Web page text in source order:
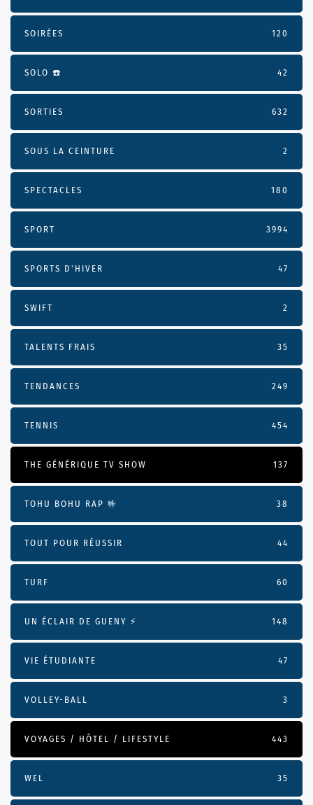
SOIRÉES 120
SOLO ☎️ 42
SORTIES 632
SOUS LA CEINTURE 2
SPECTACLES 180
SPORT 3994
SPORTS D'HIVER 47
SWIFT 2
TALENTS FRAIS 35
TENDANCES 249
TENNIS 454
THE GÉNÉRIQUE TV SHOW 137
TOHU BOHU RAP 🤟 38
TOUT POUR RÉUSSIR 44
TURF 60
UN ÉCLAIR DE GUENY ⚡️ 148
VIE ÉTUDIANTE 47
VOLLEY-BALL 3
VOYAGES / HÔTEL / LIFESTYLE 443
WEL 35